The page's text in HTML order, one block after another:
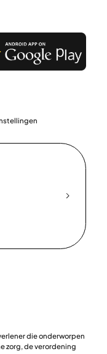
die onderworpen
zorg, de verordening